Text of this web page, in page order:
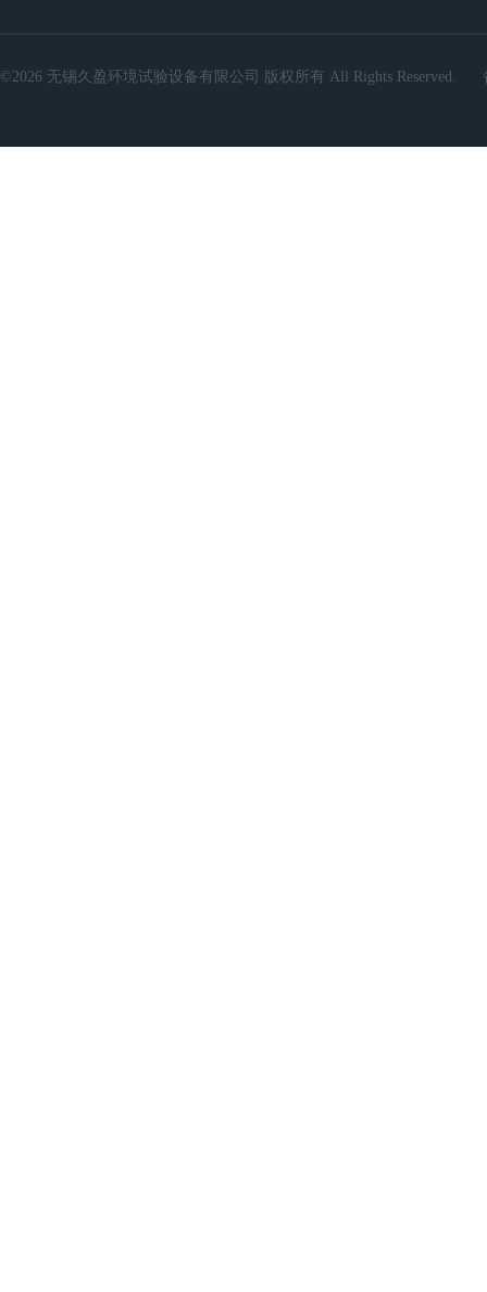
©2026 无锡久盈环境试验设备有限公司 版权所有 All Rights Reserved.